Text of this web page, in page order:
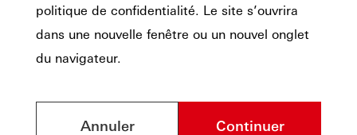
politique de confidentialité. Le site s’ouvrira
dans une nouvelle fenêtre ou un nouvel onglet
du navigateur.
Annuler Continuer